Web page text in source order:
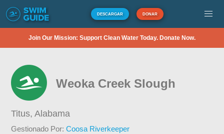
DESCARGAR DONAR
Join Our Mission: Support Clean Water Today. Donate Now.
Weoka Creek Slough
Titus,Alabama
Gestionado Por:Coosa Riverkeeper